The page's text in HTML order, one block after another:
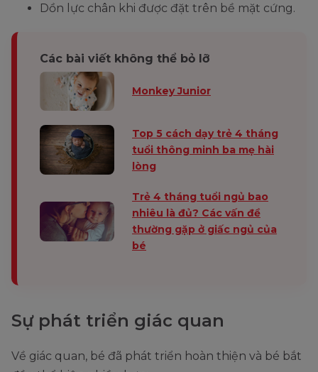
Dồn lực chân khi được đặt trên bề mặt cứng.
Các bài viết không thể bỏ lỡ
Monkey Junior
Top 5 cách dạy trẻ 4 tháng
tuổi thông minh ba mẹ hài
lòng
Trẻ 4 tháng tuổi ngủ bao
nhiêu là đủ? Các vấn đề
thường gặp ở giấc ngủ của
bé
Sự phát triển giác quan
Về giác quan, bé đã phát triển hoàn thiện và bé bắt